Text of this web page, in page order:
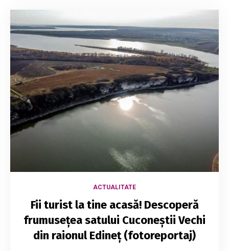
ACTUALITATE
Fii turist la tine acasă! Descoperă
frumusețea satului Cuconeștii Vechi
din raionul Edineț (fotoreportaj)